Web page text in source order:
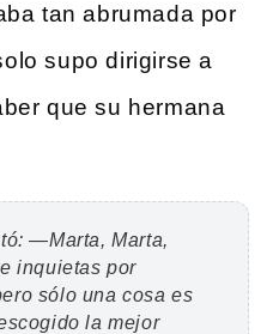
tan abrumada por
supo dirigirse a
que su hermana
—Marta, Marta,
inquietas por
sólo una cosa es
la mejor